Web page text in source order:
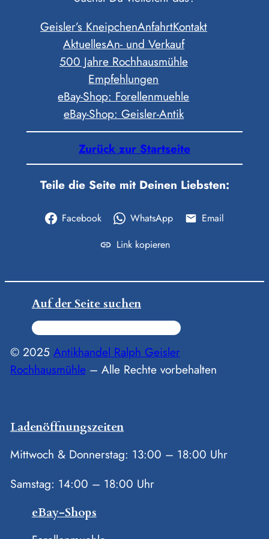
Geisler’s KneipchenAnfahrtKontakt
AktuellesAn- und Verkauf
500 Jahre Rochhausmühle
Empfehlungen
eBay-Shop: Forellenmuehle
eBay-Shop: Geisler-Antik
Zurück zur Startseite
Teile die Seite mit Deinen Liebsten:
Facebook WhatsApp
Email
Link kopieren
Auf der Seite suchen
S
u
c
© 2025 Antikhandel Ralph Geisler
Rochhausmühle – Alle Rechte vorbehalten
Ladenöffnungszeiten
Mittwoch & Donnerstag: 13:00 – 18:00 Uhr
Samstag: 14:00 – 18:00 Uhr
eBay-Shops